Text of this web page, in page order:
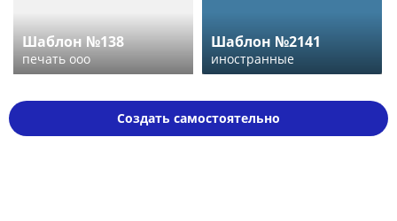
Шаблон №138
печать ооо
Шаблон №2141
иностранные
Создать самостоятельно